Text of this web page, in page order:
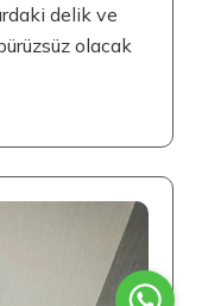
delik ve
olacak